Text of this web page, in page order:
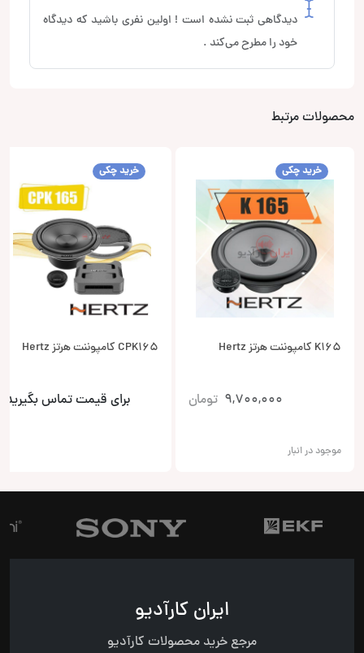
دیدگاهی ثبت نشده است ! اولین نفری باشید که دیدگاه
خود را مطرح می‌کند .
محصولات مرتبط
خرید چکی
K165 کامپوننت هرتز Hertz
9,700,000 تومان
موجود در انبار
خرید چکی
CPK165 کامپوننت هرتز Hertz
برای قیمت تماس بگیرید
ایران کارآدیو
مرجع خرید محصولات کارآدیو